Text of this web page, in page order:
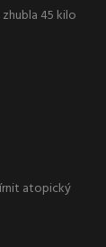
45 kilo
atopický